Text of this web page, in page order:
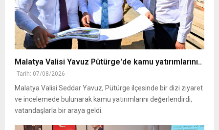
Malatya Valisi Yavuz Pütürge'de kamu yatırımlarını..
Tarih: 07/08/2026
Malatya Valisi Seddar Yavuz, Pütürge ilçesinde bir dizi ziyaret
ve incelemede bulunarak kamu yatırımlarını değerlendirdi,
vatandaşlarla bir araya geldi.